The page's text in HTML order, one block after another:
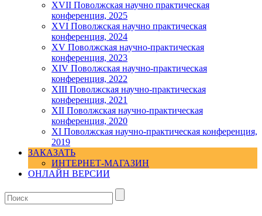
XVII Поволжская научно практическая
конференция, 2025
XVI Поволжская научно практическая
конференция, 2024
ХV Поволжская научно-практическая
конференция, 2023
ХIV Поволжская научно-практическая
конференция, 2022
ХIII Поволжская научно-практическая
конференция, 2021
ХII Поволжская научно-практическая
конференция, 2020
XI Поволжская научно-практическая конференция,
2019
ЗАКАЗАТЬ
ИНТЕРНЕТ-МАГАЗИН
ОНЛАЙН ВЕРСИИ